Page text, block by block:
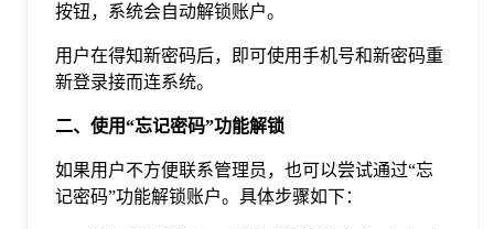
按钮，系统会自动解锁账户。
用户在得知新密码后，即可使用手机号和新密码重
新登录接而连系统。
二、使用“忘记密码”功能解锁
如果用户不方便联系管理员，也可以尝试通过“忘
记密码”功能解锁账户。具体步骤如下：